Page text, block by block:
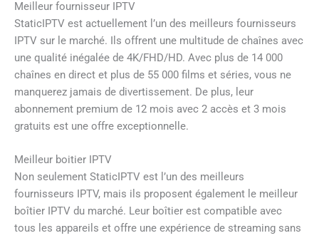
Meilleur fournisseur IPTV
StaticIPTV est actuellement l’un des meilleurs fournisseurs
IPTV sur le marché. Ils offrent une multitude de chaînes avec
une qualité inégalée de 4K/FHD/HD. Avec plus de 14 000
chaînes en direct et plus de 55 000 films et séries, vous ne
manquerez jamais de divertissement. De plus, leur
abonnement premium de 12 mois avec 2 accès et 3 mois
gratuits est une offre exceptionnelle.
Meilleur boitier IPTV
Non seulement StaticIPTV est l’un des meilleurs
fournisseurs IPTV, mais ils proposent également le meilleur
boîtier IPTV du marché. Leur boîtier est compatible avec
tous les appareils et offre une expérience de streaming sans